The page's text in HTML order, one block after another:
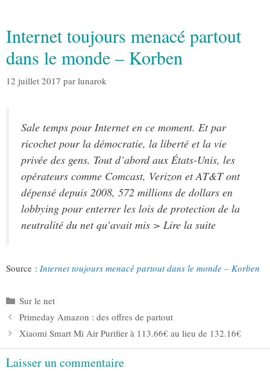
Internet toujours menacé partout
dans le monde – Korben
12 juillet 2017 par lunarok
Sale temps pour Internet en ce moment. Et par
ricochet pour la démocratie, la liberté et la vie
privée des gens. Tout d’abord aux États-Unis, les
opérateurs comme Comcast, Verizon et AT&T ont
dépensé depuis 2008, 572 millions de dollars en
lobbying pour enterrer les lois de protection de la
neutralité du net qu’avait mis > Lire la suite
Source : Internet toujours menacé partout dans le monde – Korben
Catégories
Sur le net
Primeday Amazon : des offres de partout
Xiaomi Smart Mi Air Purifier à 113.66€ au lieu de 132.16€
Laisser un commentaire